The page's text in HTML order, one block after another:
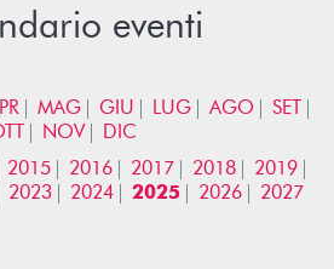
eventi
MAG GIU LUG AGO
SET
NOV
DIC
2015 2016 2017 2018
2019
2023 2024 2025 2026 2027